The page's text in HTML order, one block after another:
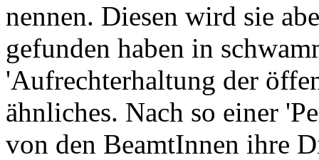
nennen. Diesen wird sie
gefunden haben in
'Aufrechterhaltung der
ähnliches. Nach so einer
von den BeamtInnen ihre